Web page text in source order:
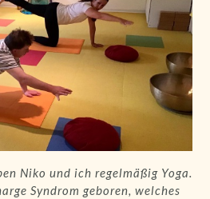
Niko und ich regelmäßig Yoga.
Syndrom geboren, welches